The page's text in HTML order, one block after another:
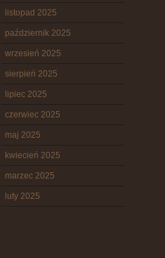
listopad 2025
październik 2025
wrzesień 2025
sierpień 2025
lipiec 2025
czerwiec 2025
maj 2025
kwiecień 2025
marzec 2025
luty 2025